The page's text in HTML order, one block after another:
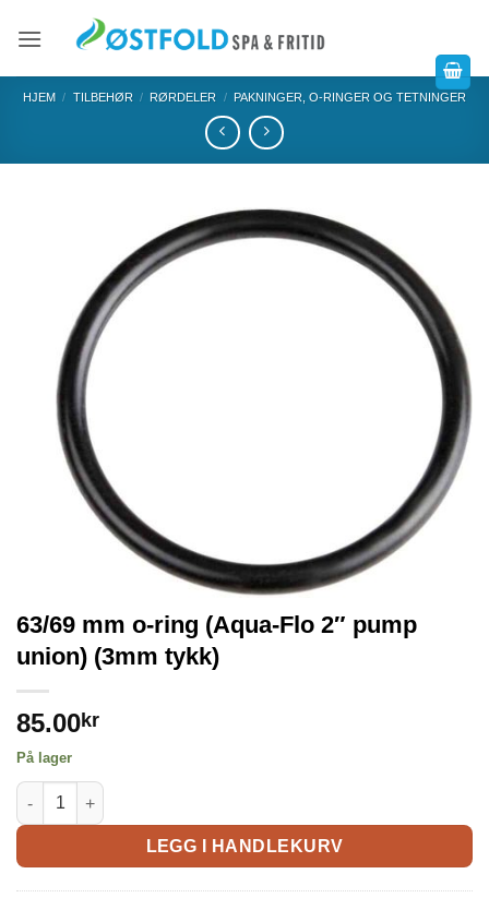
HJEM / TILBEHØR / RØRDELER / PAKNINGER, O-RINGER OG TETNINGER
63/69 mm o-ring (Aqua-Flo 2″ pump
union) (3mm tykk)
85.00kr
På lager
LEGG I HANDLEKURV